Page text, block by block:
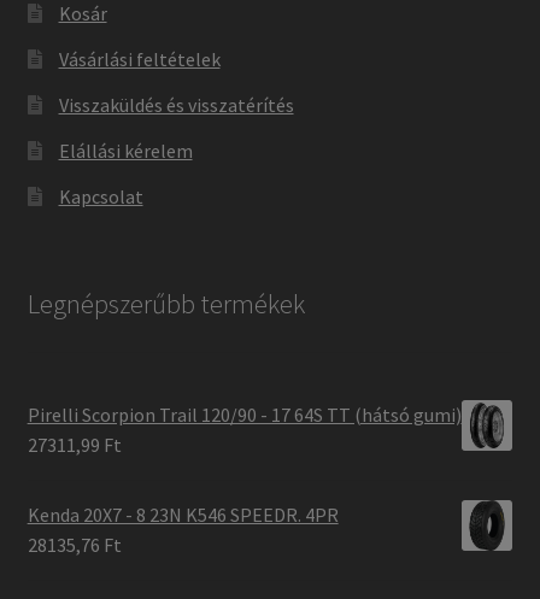
Kosár
Vásárlási feltételek
Visszaküldés és visszatérítés
Elállási kérelem
Kapcsolat
Legnépszerűbb termékek
Pirelli Scorpion Trail 120/90 - 17 64S TT (hátsó gumi)
27311,99 Ft
Kenda 20X7 - 8 23N K546 SPEEDR. 4PR
28135,76 Ft